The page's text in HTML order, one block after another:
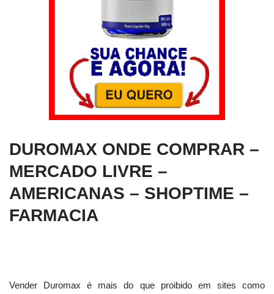
DUROMAX ONDE COMPRAR –
MERCADO LIVRE –
AMERICANAS – SHOPTIME –
FARMACIA
Vender Duromax é mais do que proibido em sites como